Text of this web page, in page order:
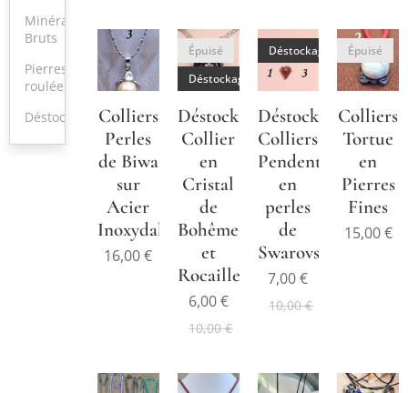
Minéraux
Bruts
Pierres
roulées
Déstockage
Colliers
Perles
de Biwa
sur
Acier
Inoxydable
16,00€
Déstockage:
Collier
en
Cristal
de
Bohême
et
Rocaille.
Épuisé
Déstockage
6,00€
10,00€
Déstockage:
Colliers
Pendentifs
en
perles
de
Swarovski
Déstockage
7,00€
10,00€
Colliers
Tortue
en
Pierres
Fines
Épuisé
15,00€